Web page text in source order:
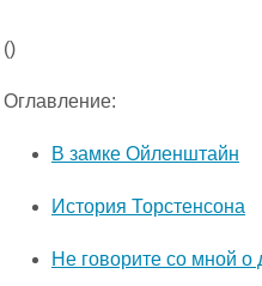
()
Оглавление:
В замке Ойленштайн
История Торстенсона
Не говорите со мной о